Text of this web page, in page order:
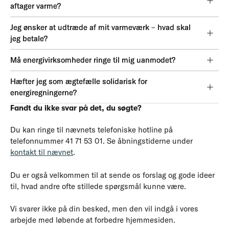
aftager varme?
Jeg ønsker at udtræde af mit varmeværk – hvad skal
jeg betale?
Må energivirksomheder ringe til mig uanmodet?
Hæfter jeg som ægtefælle solidarisk for
energiregningerne?
Fandt du ikke svar på det, du søgte?
Du kan ringe til nævnets telefoniske hotline på
telefonnummer 41 71 53 01. Se åbningstiderne under
kontakt til nævnet.
Du er også velkommen til at sende os forslag og gode ideer
til, hvad andre ofte stillede spørgsmål kunne være.
Vi svarer ikke på din besked, men den vil indgå i vores
arbejde med løbende at forbedre hjemmesiden.